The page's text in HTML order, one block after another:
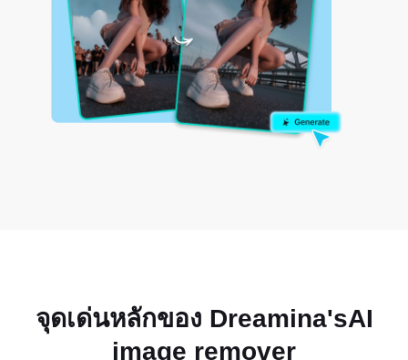
จุดเด่นหลักของ Dreamina'sAI
image remover